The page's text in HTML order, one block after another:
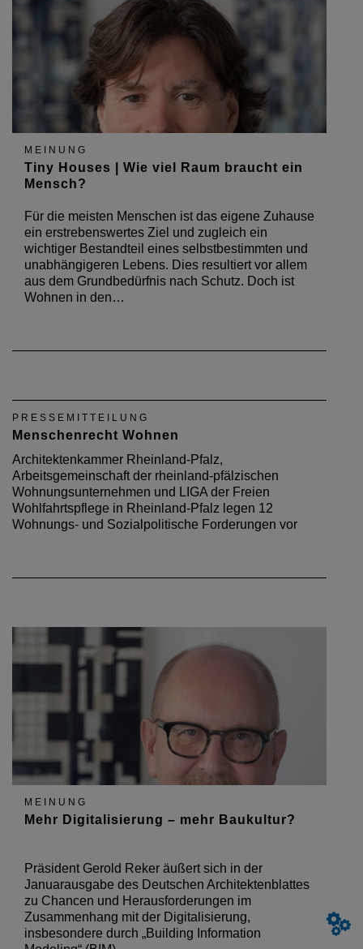
MEINUNG
Tiny Houses | Wie viel Raum braucht ein
Mensch?
Für die meisten Menschen ist das eigene Zuhause
ein erstrebenswertes Ziel und zugleich ein
wichtiger Bestandteil eines selbstbestimmten und
unabhängigeren Lebens. Dies resultiert vor allem
aus dem Grundbedürfnis nach Schutz. Doch ist
Wohnen in den…
PRESSEMITTEILUNG
Menschenrecht Wohnen
Architektenkammer Rheinland-Pfalz,
Arbeitsgemeinschaft der rheinland-pfälzischen
Wohnungsunternehmen und LIGA der Freien
Wohlfahrtspflege in Rheinland-Pfalz legen 12
Wohnungs- und Sozialpolitische Forderungen vor
MEINUNG
Mehr Digitalisierung – mehr Baukultur?
Präsident Gerold Reker äußert sich in der
Januarausgabe des Deutschen Architektenblattes
zu Chancen und Herausforderungen im
Zusammenhang mit der Digitalisierung,
insbesondere durch „Building Information